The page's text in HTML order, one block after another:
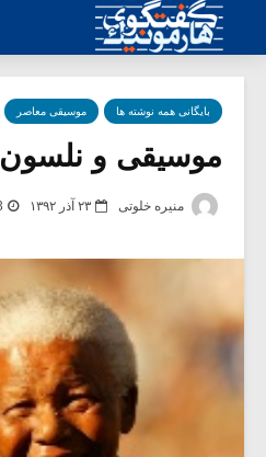
بایگانی همه نوشته ها موسیقی معاصر
موسیقی و نلسون
منیره خلوتی ۲۳ آذر ۱۳۹۲ 3